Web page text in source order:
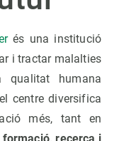
és una institució
i tractar malalties
humana
centre diversifica
més, tant en
formació, recerca i